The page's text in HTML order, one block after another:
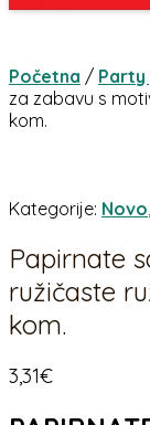
Početna /
za zabavu s
kom.
Kategorije: Novo,
Papirnate
ružičaste
kom.
3,31€